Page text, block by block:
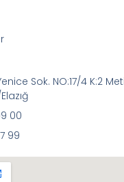
Sok. NO:17/4 K:2
00
99